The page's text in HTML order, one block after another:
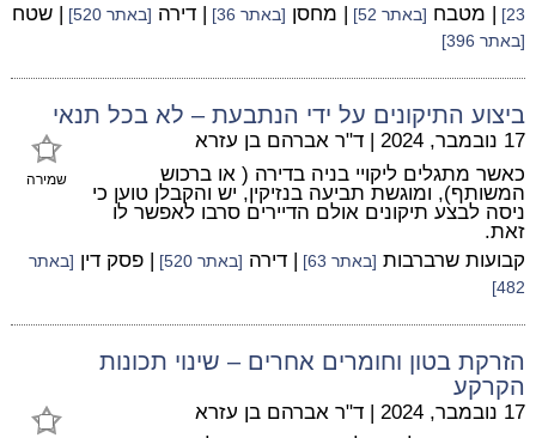
23]
| מטבח [באתר 52] | מחסן [באתר 36] | דירה [באתר 520] | שטח
[באתר 396]
ביצוע התיקונים על ידי הנתבעת – לא בכל תנאי
שמירה
17 נובמבר, 2024 | ד"ר אברהם בן עזרא
כאשר מתגלים ליקויי בניה בדירה ( או ברכוש
המשותף), ומוגשת תביעה בנזיקין, יש והקבלן טוען כי
ניסה לבצע תיקונים אולם הדיירים סרבו לאפשר לו
זאת.
קבועות שרברבות [באתר 63] | דירה [באתר 520] | פסק דין [באתר
482]
הזרקת בטון וחומרים אחרים – שינוי תכונות
הקרקע
17 נובמבר, 2024 | ד"ר אברהם בן עזרא